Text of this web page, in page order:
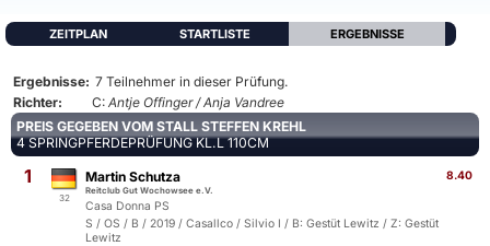
ZEITPLAN STARTLISTE ERGEBNISSE
Ergebnisse: 7 Teilnehmer in dieser Prüfung.
Richter:
C: Antje Offinger / Anja Vandree
PREIS GEGEBEN VOM STALL STEFFEN KREHL
4 SPRINGPFERDEPRÜFUNG KL.L 110CM
1
32
8.40
Martin Schutza
Reitclub Gut Wochowsee e.V.
Casa Donna PS
S / OS / B / 2019 / Casallco / Silvio I / B: Gestüt Lewitz / Z: Gestüt
Lewitz